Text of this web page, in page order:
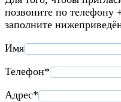
позвоните по телефону
заполните
Имя
Телефон*
Адрес*